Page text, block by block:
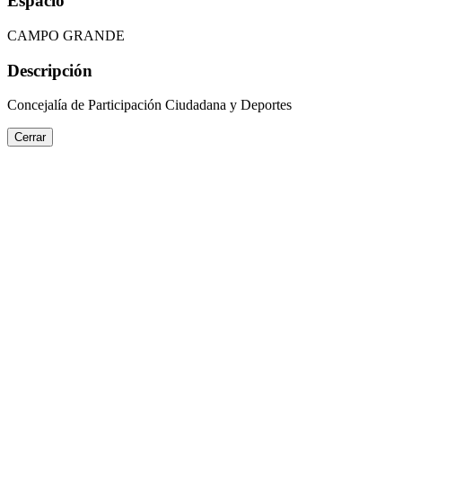
CAMPO GRANDE
Descripción
Concejalía de Participación Ciudadana y Deportes
Cerrar